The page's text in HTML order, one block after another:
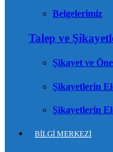
Belgelerimiz
Talep ve
Şikayet ve
Şikayetlerin
Şikayetlerin
BİLGİ MERKEZİ